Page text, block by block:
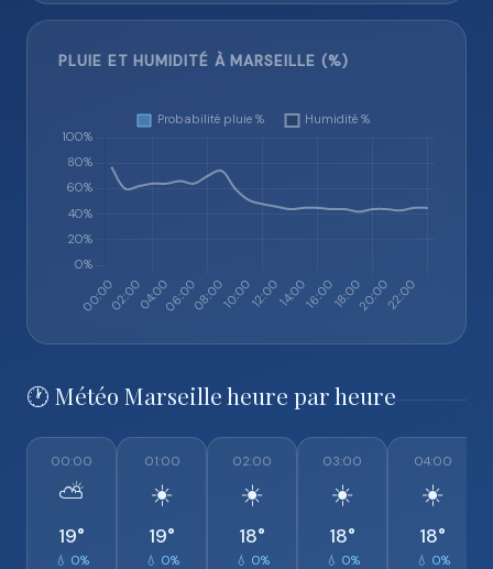
PLUIE ET HUMIDITÉ À MARSEILLE (%)
🕐 Météo Marseille heure par heure
00:00
⛅
19°
💧 0%
01:00
☀️
19°
💧 0%
02:00
☀️
18°
💧 0%
03:00
☀️
18°
💧 0%
04:00
☀️
18°
💧 0%